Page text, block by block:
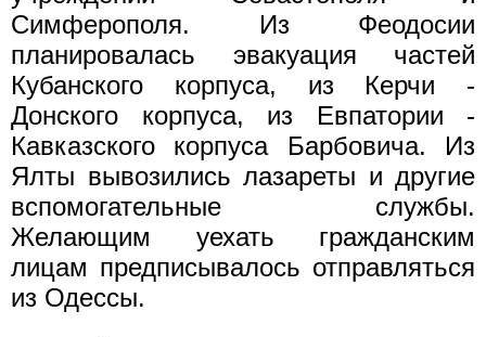
Симферополя. Из Феодосии
планировалась эвакуация частей
Кубанского корпуса, из Керчи -
Донского корпуса, из Евпатории -
Кавказского корпуса Барбовича. Из
Ялты вывозились лазареты и другие
вспомогательные службы.
Желающим уехать гражданским
лицам предписывалось отправляться
из Одессы.